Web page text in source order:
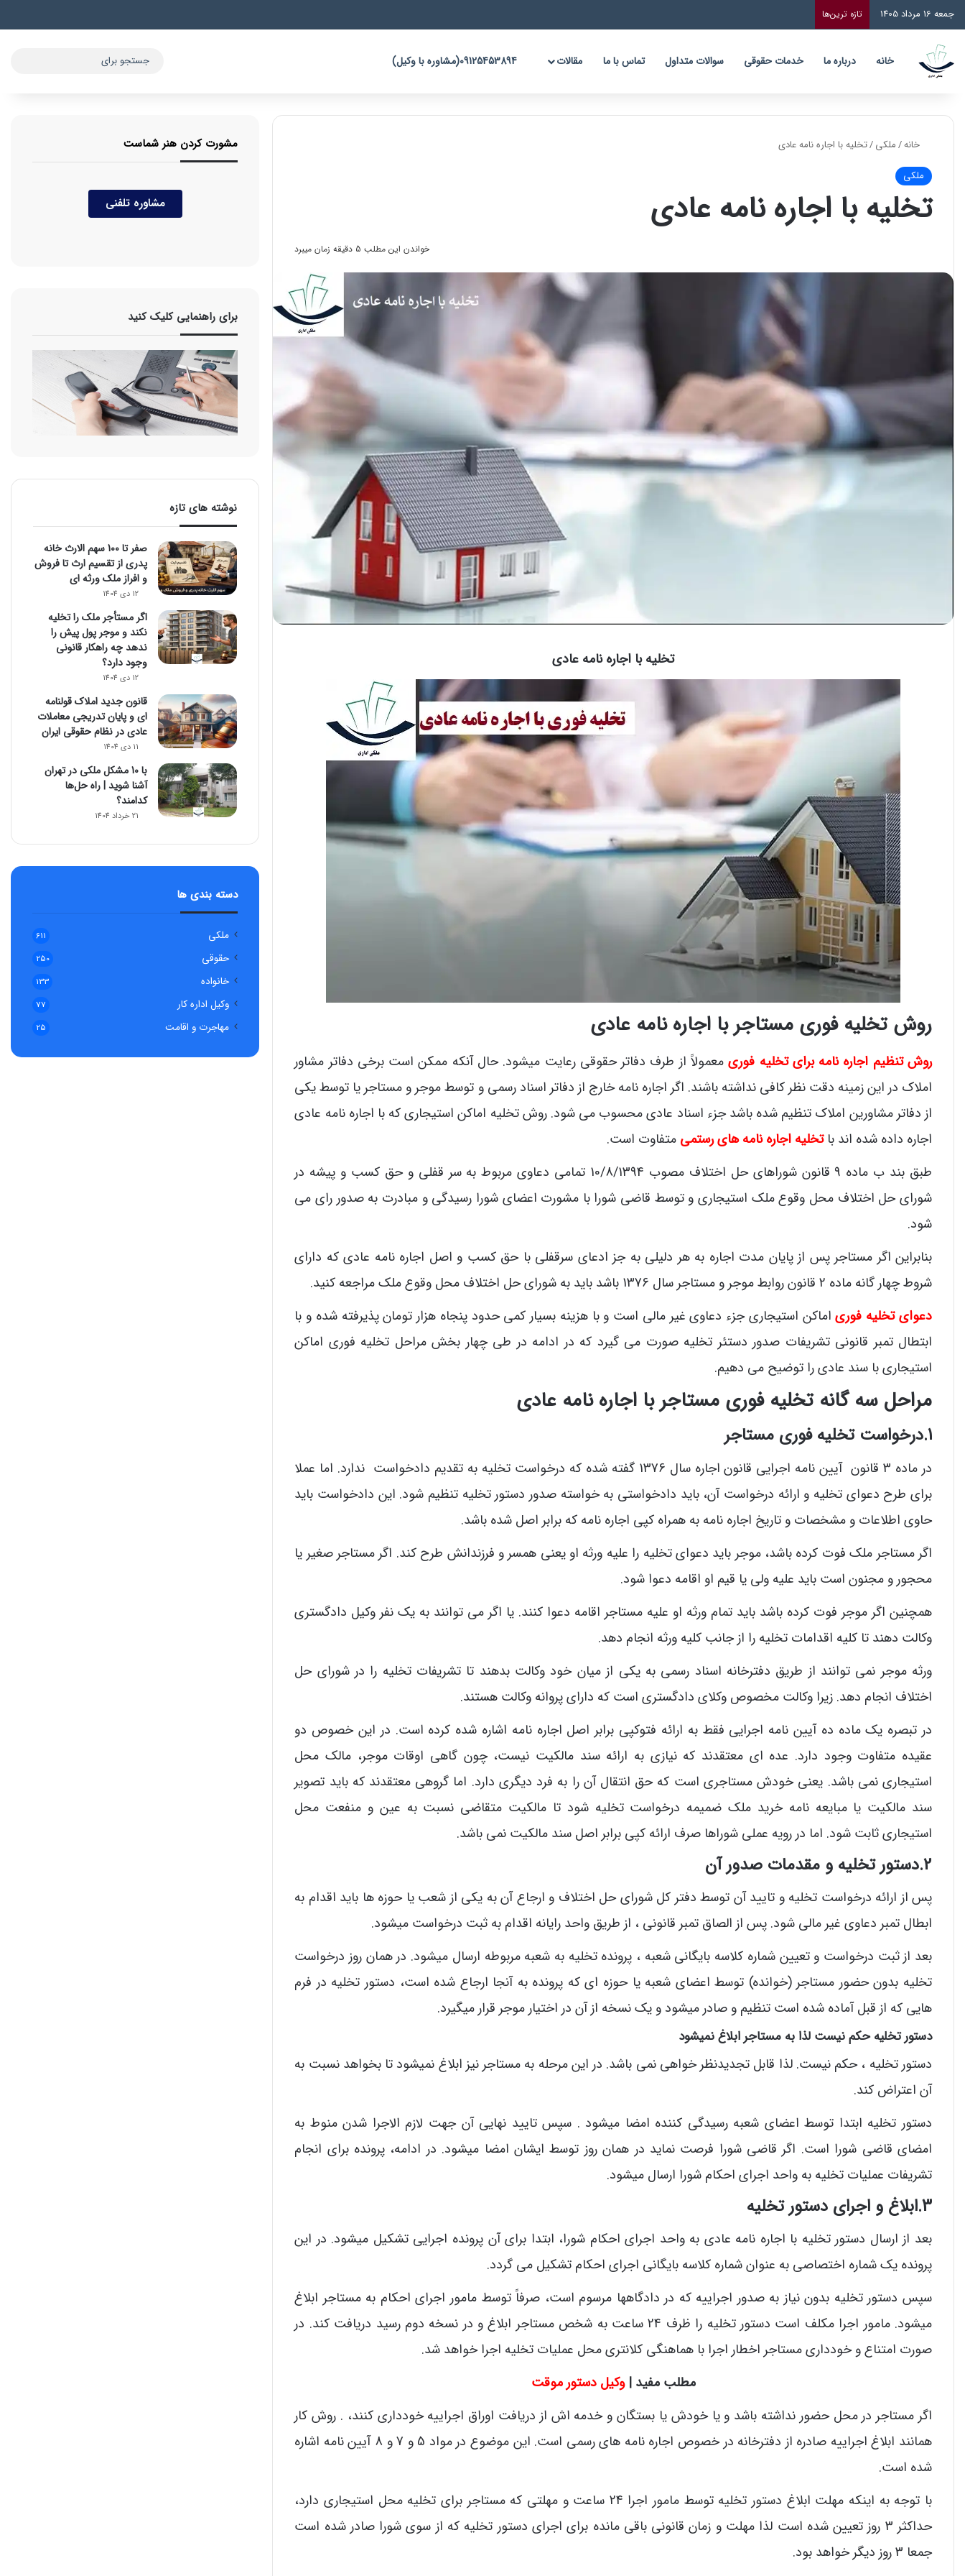
جمعه 16 مرداد 1405 تازه‌ ترین‌ها
خانه درباره ما خدمات حقوقی سوالات متداول تماس با ما مقالات
خانه/ملکی/تخلیه با اجاره نامه عادی
ملکی
تخلیه با اجاره نامه عادی
خواندن این مطلب 5 دقیقه زمان میبرد
تخلیه با اجاره نامه عادی
روش تخلیه فوری مستاجر با اجاره نامه عادی
روش تنظیم اجاره نامه برای تخلیه فوریمعمولاً از طرف دفاتر حقوقی رعایت میشود. حال آنکه ممکن است برخی دفاتر مشاور
املاک در این زمینه دقت نظر کافی نداشته باشند. اگر اجاره نامه خارج از دفاتر اسناد رسمی و توسط موجر و مستاجر یا توسط یکی
از دفاتر مشاورین املاک تنظیم شده باشد جزء اسناد عادی محسوب می شود. روش تخلیه اماکن استیجاری که با اجاره نامه عادی
اجاره داده شده اند باتخلیه اجاره نامه های رستمی متفاوت است.
طبق بند ب ماده 9 قانون شوراهای حل اختلاف مصوب 10/8/1394 تمامی دعاوی مربوط به سر قفلی و حق کسب و پیشه در
شورای حل اختلاف محل وقوع ملک استیجاری و توسط قاضی شورا با مشورت اعضای شورا رسیدگی و مبادرت به صدور رای می
شود.
بنابراین اگر مستاجر پس از پایان مدت اجاره به هر دلیلی به جز ادعای سرقفلی با حق کسب و اصل اجاره نامه عادی که دارای
شروط چهار گانه ماده 2 قانون روابط موجر و مستاجر سال 1376 باشد باید به شورای حل اختلاف محل وقوع ملک مراجعه کنید.
دعوای تخلیه فوریاماکن استیجاری جزء دعاوی غیر مالی است و با هزینه بسیار کمی حدود پنجاه هزار تومان پذیرفته شده و با
ابتطال تمبر قانونی تشریفات صدور دستئر تخلیه صورت می گیرد که در ادامه در طی چهار بخش مراحل تخلیه فوری اماکن
استیجاری با سند عادی را توضیح می دهیم.
مراحل سه گانه تخلیه فوری مستاجر با اجاره نامه عادی
1.درخواست تخلیه فوری مستاجر
در ماده 3 قانون آیین نامه اجرایی قانون اجاره سال 1376 گفته شده که درخواست تخلیه به تقدیم دادخواست ندارد. اما عملا
برای طرح دعوای تخلیه و ارائه درخواست آن، باید دادخواستی به خواسته صدور دستور تخلیه تنظیم شود. این دادخواست باید
حاوی اطلاعات و مشخصات و تاریخ اجاره نامه به همراه کپی اجاره نامه که برابر اصل شده باشد.
اگر مستاجر ملک فوت کرده باشد، موجر باید دعوای تخلیه را علیه ورثه او یعنی همسر و فرزندانش طرح کند. اگر مستاجر صغیر یا
محجور و مجنون است باید علیه ولی یا قیم او اقامه دعوا شود.
همچنین اگر موجر فوت کرده باشد باید تمام ورثه او علیه مستاجر اقامه دعوا کنند. یا اگر می توانند به یک نفر وکیل دادگستری
وکالت دهند تا کلیه اقدامات تخلیه را از جانب کلیه ورثه انجام دهد.
ورثه موجر نمی توانند از طریق دفترخانه اسناد رسمی به یکی از میان خود وکالت بدهند تا تشریفات تخلیه را در شورای حل
اختلاف انجام دهد. زیرا وکالت مخصوص وکلای دادگستری است که دارای پروانه وکالت هستند.
در تبصره یک ماده ده آیین نامه اجرایی فقط به ارائه فتوکپی برابر اصل اجاره نامه اشاره شده کرده است. در این خصوص دو
عقیده متفاوت وجود دارد. عده ای معتقدند که نیازی به ارائه سند مالکیت نیست، چون گاهی اوقات موجر، مالک محل
استیجاری نمی باشد. یعنی خودش مستاجری است که حق انتقال آن را به فرد دیگری دارد. اما گروهی معتقدند که باید تصویر
سند مالکیت یا مبایعه نامه خرید ملک ضمیمه درخواست تخلیه شود تا مالکیت متقاضی نسبت به عین و منفعت محل
استیجاری ثابت شود. اما در رویه عملی شوراها صرف ارائه کپی برابر اصل سند مالکیت نمی باشد.
2.دستور تخلیه و مقدمات صدور آن
پس از ارائه درخواست تخلیه و تایید آن توسط دفتر کل شورای حل اختلاف و ارجاع آن به یکی از شعب یا حوزه ها باید اقدام به
ابطال تمبر دعاوی غیر مالی شود. پس از الصاق تمبر قانونی ، از طریق واحد رایانه اقدام به ثبت درخواست میشود.
بعد از ثبت درخواست و تعیین شماره کلاسه بایگانی شعبه ، پرونده تخلیه به شعبه مربوطه ارسال میشود. در همان روز درخواست
تخلیه بدون حضور مستاجر (خوانده) توسط اعضای شعبه یا حوزه ای که پرونده به آنجا ارجاع شده است، دستور تخلیه در فرم
هایی که از قبل آماده شده است تنظیم و صادر میشود و یک نسخه از آن در اختیار موجر قرار میگیرد.
دستور تخلیه حکم نیست لذا به مستاجر ابلاغ نمیشود
دستور تخلیه ، حکم نیست. لذا قابل تجدیدنظر خواهی نمی باشد. در این مرحله به مستاجر نیز ابلاغ نمیشود تا بخواهد نسبت به
آن اعتراض کند.
دستور تخلیه ابتدا توسط اعضای شعبه رسیدگی کننده امضا میشود . سپس تایید نهایی آن جهت لازم الاجرا شدن منوط به
امضای قاضی شورا است. اگر قاضی شورا فرصت نماید در همان روز توسط ایشان امضا میشود. در ادامه، پرونده برای انجام
تشریفات عملیات تخلیه به واحد اجرای احکام شورا ارسال میشود.
3.ابلاغ و اجرای دستور تخلیه
بعد از ارسال دستور تخلیه با اجاره نامه عادی به واحد اجرای احکام شورا، ابتدا برای آن پرونده اجرایی تشکیل میشود. در این
پرونده یک شماره اختصاصی به عنوان شماره کلاسه بایگانی اجرای احکام تشکیل می گردد.
سپس دستور تخلیه بدون نیاز به صدور اجراییه که در دادگاهها مرسوم است، صرفاً توسط مامور اجرای احکام به مستاجر ابلاغ
میشود. مامور اجرا مکلف است دستور تخلیه را ظرف 24 ساعت به شخص مستاجر ابلاغ و در نسخه دوم رسید دریافت کند. در
صورت امتناع و خودداری مستاجر اخطار اجرا با هماهنگی کلانتری محل عملیات تخلیه اجرا خواهد شد.
مطلب مفید |وکیل دستور موقت
اگر مستاجر در محل حضور نداشته باشد و یا خودش یا بستگان و خدمه اش از دریافت اوراق اجراییه خودداری کنند، . روش کار
همانند ابلاغ اجراییه صادره از دفترخانه در خصوص اجاره نامه های رسمی است. این موضوع در مواد 5 و 7 و 8 آیین نامه اشاره
شده است.
با توجه به اینکه مهلت ابلاغ دستور تخلیه توسط مامور اجرا 24 ساعت و مهلتی که مستاجر برای تخلیه محل استیجاری دارد،
حداکثر 3 روز تعیین شده است لذا مهلت و زمان قانونی باقی مانده برای اجرای دستور تخلیه که از سوی شورا صادر شده است
جمعا 3 روز دیگر خواهد بود.
مشورت کردن هنر شماست
مشاوره تلفنی
برای راهنمایی کلیک کنید
نوشته های تازه
صفر تا 100 سهم الارث خانه
پدری از تقسیم ارث تا فروش
و افراز ملک ورثه ای
12 دی 1404
اگر مستأجر ملک را تخلیه
نکند و موجر پول پیش را
ندهد چه راهکار قانونی
وجود دارد؟
12 دی 1404
قانون جدید املاک قولنامه
ای و پایان تدریجی معاملات
عادی در نظام حقوقی ایران
11 دی 1404
با 10 مشکل ملکی در تهران
آشنا شوید | راه حل‌ها
کدامند؟
21 خرداد 1404
دسته بندی ها
ملکی 611
حقوقی 250
خانواده 133
وکیل اداره کار 77
مهاجرت و اقامت 25